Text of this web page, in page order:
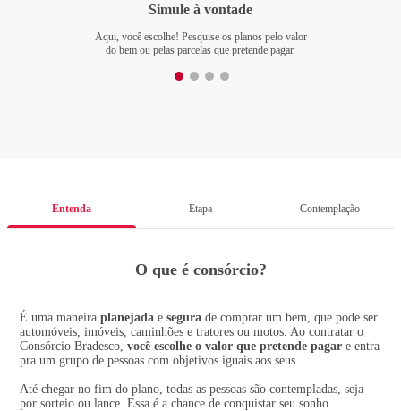
Simule à vontade
Aqui, você escolhe! Pesquise os planos pelo valor
do bem ou pelas parcelas que pretende pagar.
Entenda Etapa Contemplação
O que é consórcio?
É uma maneira planejada e segura de comprar um bem, que pode ser
automóveis, imóveis, caminhões e tratores ou motos. Ao contratar o
Consórcio Bradesco, você escolhe o valor que pretende pagar e entra
pra um grupo de pessoas com objetivos iguais aos seus.
Até chegar no fim do plano, todas as pessoas são contempladas, seja
por sorteio ou lance. Essa é a chance de conquistar seu sonho.